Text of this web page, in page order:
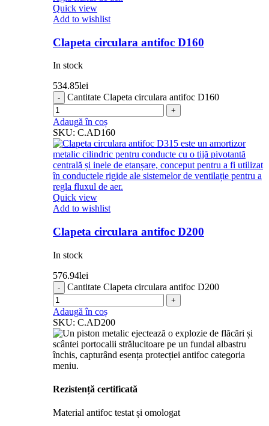
Quick view
Add to wishlist
Clapeta circulara antifoc D160
In stock
534.85lei
Cantitate Clapeta circulara antifoc D160
Adaugă în coș
SKU: C.AD160
Quick view
Add to wishlist
Clapeta circulara antifoc D200
In stock
576.94lei
Cantitate Clapeta circulara antifoc D200
Adaugă în coș
SKU: C.AD200
Rezistență certificată
Material antifoc testat și omologat